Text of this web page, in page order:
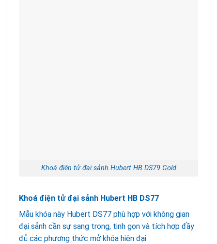
Khoá điện tử đại sảnh Hubert HB DS79 Gold
Khoá điện tử đại sảnh Hubert HB DS77
Mẫu khóa này Hubert DS77 phù hợp với không gian
đại sảnh cần sự sang trọng, tinh gọn và tích hợp đầy
đủ các phương thức mở khóa hiện đại